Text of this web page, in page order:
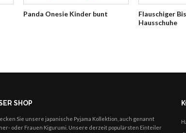
Panda Onesie Kinder bunt
Flauschiger
Hausschuhe
SHOP
Sie unsere japanische Pyjama Kollektion, auch genannt
oder Frauen Kigurumi. Unsere derzeit populärsten Einteiler